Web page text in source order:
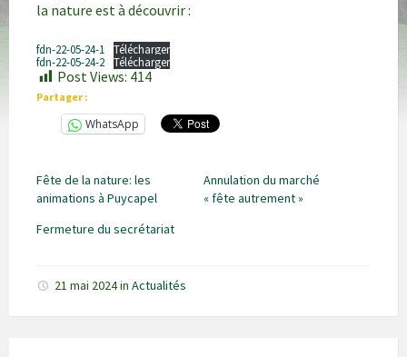
la nature est à découvrir :
fdn-22-05-24-1
Télécharger
fdn-22-05-24-2
Télécharger
Post Views: 414
Partager :
WhatsApp
Fête de la nature: les
animations à Puycapel
Annulation du marché
« fête autrement »
Fermeture du secrétariat
21 mai 2024in Actualités